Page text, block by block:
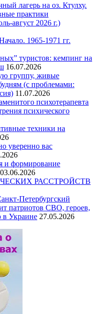
лагерь на оз. Ктулху.
практики
август 2026 г.)
1965-1971 гг.
туристов: кемпинг на
16.07.2026
группу, живые
(с проблемами:
11.07.2026
психотерапевта
психического
техники на
уверенно вас
и формирование
03.06.2026
РАССТРОЙСТВ
Петербургский
патриотов СВО, героев,
Украине 27.05.2026